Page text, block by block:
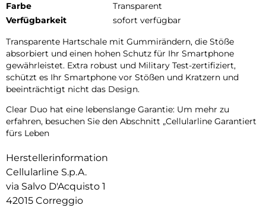
Farbe
Transparent
Verfügbarkeit
sofort verfügbar
Transparente Hartschale mit Gummirändern, die Stöße
absorbiert und einen hohen Schutz für Ihr Smartphone
gewährleistet. Extra robust und Military Test-zertifiziert,
schützt es Ihr Smartphone vor Stößen und Kratzern und
beeinträchtigt nicht das Design.
Clear Duo hat eine lebenslange Garantie: Um mehr zu
erfahren, besuchen Sie den Abschnitt „Cellularline Garantiert
fürs Leben
Herstellerinformation
Cellularline S.p.A.
via Salvo D'Acquisto 1
42015 Correggio